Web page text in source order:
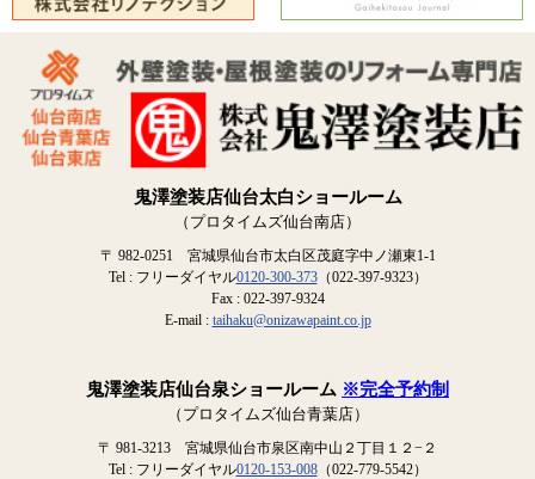
鬼澤塗装店仙台太白ショールーム
（プロタイムズ仙台南店）
〒 982-0251 宮城県仙台市太白区茂庭字中ノ瀬東1-1
Tel : フリーダイヤル0120-300-373（022-397-9323）
Fax : 022-397-9324
E-mail : taihaku@onizawapaint.co.jp
鬼澤塗装店仙台泉ショールーム ※完全予約制
（プロタイムズ仙台青葉店）
〒 981-3213 宮城県仙台市泉区南中山２丁目１２−２
Tel : フリーダイヤル0120-153-008（022-779-5542）